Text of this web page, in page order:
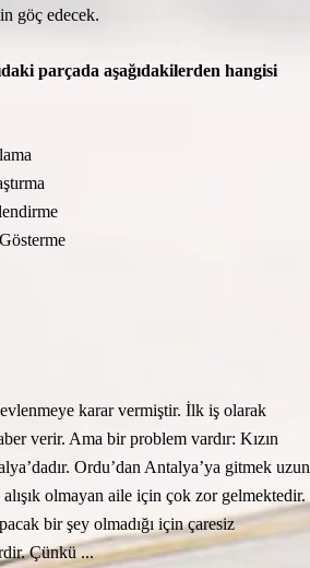
göç edecek.
parçada aşağıdakilerden hangisi
karar vermiştir. İlk iş olarak
verir. Ama bir problem vardır: Kızın
Ordu’dan Antalya’ya gitmek uzun
olmayan aile için çok zor gelmektedir.
bir şey olmadığı için çaresiz
Çünkü ...